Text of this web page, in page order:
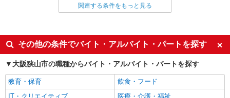
同じ雇用形態から金剛駅の求人を探す
同じ特徴から金剛駅の求人を探す
入社日応相談
未経験歓迎
経験者・有資格者歓迎
新卒・第二新卒歓迎
女性活躍中
主婦・主夫歓迎
関連する条件をもっと見る
その他の条件でバイト・アルバイト・パートを探す
大阪狭山市の職種からバイト・アルバイト・パートを探す
教育・保育
飲食・フード
IT・クリエイティブ
医療・介護・福祉